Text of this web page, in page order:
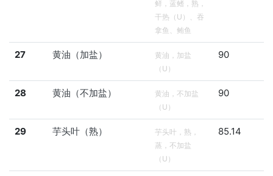
鲜，蓝鳍，熟，
干热（U）、吞
拿鱼、鲔鱼
27 黄油（加盐）
黄油，加盐
（U）
90
28 黄油（不加盐）
黄油，不加盐
（U）
90
29 芋头叶（熟）
芋头叶，熟，
蒸，不加盐
（U）
85.14